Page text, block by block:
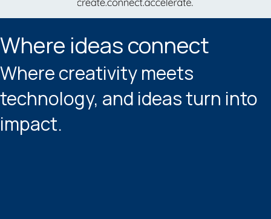
Where ideas connect
Where creativity meets
technology, and ideas turn into
impact.